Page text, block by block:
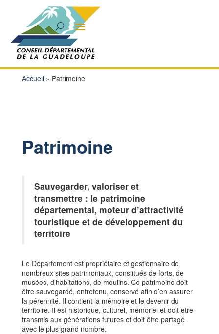
Accueil» Patrimoine
Patrimoine
Sauvegarder, valoriser et
transmettre : le patrimoine
départemental, moteur d’attractivité
touristique et de développement du
territoire
Le Département est propriétaire et gestionnaire de
nombreux sites patrimoniaux, constitués de forts, de
musées, d’habitations, de moulins. Ce patrimoine doit
être sauvegardé, entretenu, conservé afin d’en assurer
la pérennité. Il contient la mémoire et le devenir du
territoire. Il est historique, culturel, mémoriel et doit être
transmis aux générations futures et doit être partagé
avec le plus grand nombre.